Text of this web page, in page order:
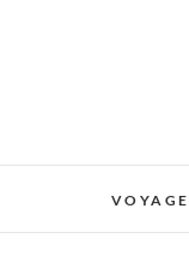
VOYAGE